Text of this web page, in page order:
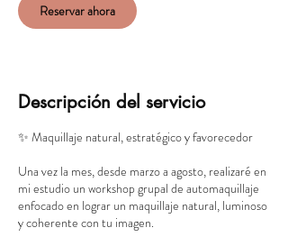
Reservar ahora
Descripción del servicio
✨ Maquillaje natural, estratégico y favorecedor
Una vez la mes, desde marzo a agosto, realizaré en
mi estudio un workshop grupal de automaquillaje
enfocado en lograr un maquillaje natural, luminoso
y coherente con tu imagen.